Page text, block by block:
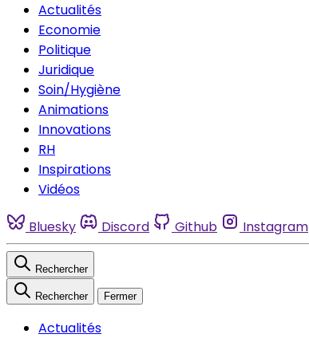
Actualités
Economie
Politique
Juridique
Soin/Hygiène
Animations
Innovations
RH
Inspirations
Vidéos
Bluesky Discord Github Instagram
Rechercher
Rechercher Fermer
Actualités